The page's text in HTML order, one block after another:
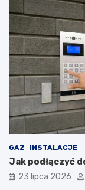
GAZ INSTALACJE
Jak podłączyć
23 lipca 2026